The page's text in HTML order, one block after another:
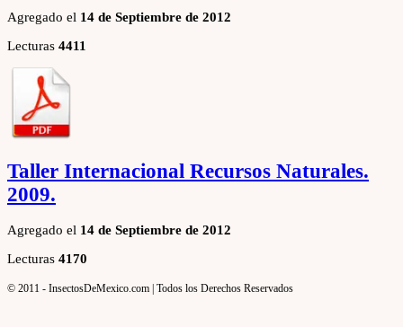
Agregado el 14 de Septiembre de 2012
Lecturas 4411
Taller Internacional Recursos Naturales.
2009.
Agregado el 14 de Septiembre de 2012
Lecturas 4170
© 2011 - InsectosDeMexico.com | Todos los Derechos Reservados